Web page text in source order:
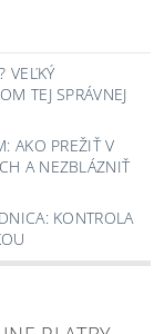
VEĽKÝ
TEJ SPRÁVNEJ
AKO PREŽIŤ V
A NEZBLÁZNIŤ
KONTROLA